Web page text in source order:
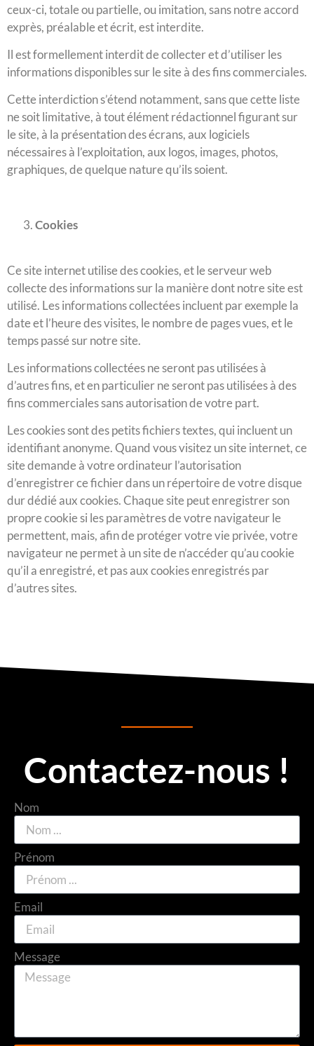
ceux-ci, totale ou partielle, ou imitation, sans notre accord
exprès, préalable et écrit, est interdite.
Il est formellement interdit de collecter et d’utiliser les
informations disponibles sur le site à des fins commerciales.
Cette interdiction s’étend notamment, sans que cette liste
ne soit limitative, à tout élément rédactionnel figurant sur
le site, à la présentation des écrans, aux logiciels
nécessaires à l’exploitation, aux logos, images, photos,
graphiques, de quelque nature qu’ils soient.
Cookies
Ce site internet utilise des cookies, et le serveur web
collecte des informations sur la manière dont notre site est
utilisé. Les informations collectées incluent par exemple la
date et l’heure des visites, le nombre de pages vues, et le
temps passé sur notre site.
Les informations collectées ne seront pas utilisées à
d’autres fins, et en particulier ne seront pas utilisées à des
fins commerciales sans autorisation de votre part.
Les cookies sont des petits fichiers textes, qui incluent un
identifiant anonyme. Quand vous visitez un site internet, ce
site demande à votre ordinateur l’autorisation
d’enregistrer ce fichier dans un répertoire de votre disque
dur dédié aux cookies. Chaque site peut enregistrer son
propre cookie si les paramètres de votre navigateur le
permettent, mais, afin de protéger votre vie privée, votre
navigateur ne permet à un site de n’accéder qu’au cookie
qu’il a enregistré, et pas aux cookies enregistrés par
d’autres sites.
Contactez-nous !
Nom
Prénom
Email
Message